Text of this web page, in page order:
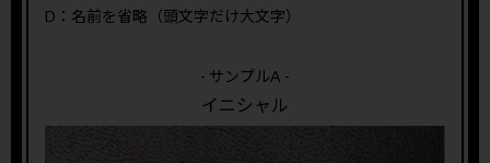
D：名前を省略（頭文字だけ大文字）
- サンプルA -
イニシャル